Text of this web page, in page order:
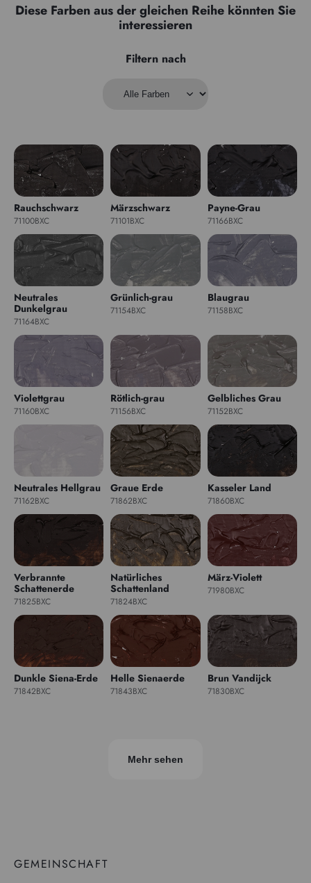
Diese Farben aus der gleichen Reihe könnten Sie
interessieren
Filtern nach
Rauchschwarz
71100BXC
Märzschwarz
71101BXC
Payne-Grau
71166BXC
Neutrales
Dunkelgrau
71164BXC
Grünlich-grau
71154BXC
Blaugrau
71158BXC
Violettgrau
71160BXC
Rötlich-grau
71156BXC
Gelbliches Grau
71152BXC
Neutrales Hellgrau
71162BXC
Graue Erde
71862BXC
Kasseler Land
71860BXC
Verbrannte
Schattenerde
71825BXC
Natürliches
Schattenland
71824BXC
März-Violett
71980BXC
Dunkle Siena-Erde
71842BXC
Helle Sienaerde
71843BXC
Brun Vandijck
71830BXC
Mehr sehen
GEMEINSCHAFT